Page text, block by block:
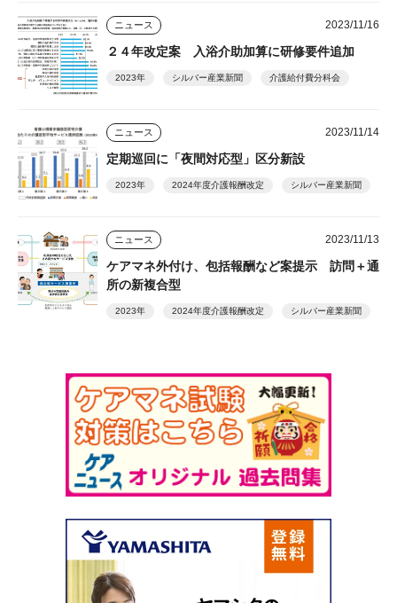
ニュース 2023/11/16
２４年改定案 入浴介助加算に研修要件追加
2023年 シルバー産業新聞 介護給付費分科会
ニュース 2023/11/14
定期巡回に「夜間対応型」区分新設
2023年 2024年度介護報酬改定 シルバー産業新聞
ニュース 2023/11/13
ケアマネ外付け、包括報酬など案提示 訪問＋通
所の新複合型
2023年 2024年度介護報酬改定 シルバー産業新聞